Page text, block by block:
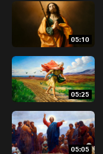
05:10
05:25
05:05